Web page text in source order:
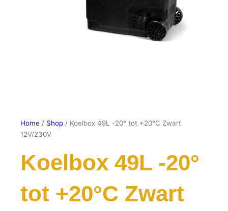
Home / Shop / Koelbox 49L -20° tot +20°C Zwart
12V/230V
Koelbox 49L -20°
tot +20°C Zwart